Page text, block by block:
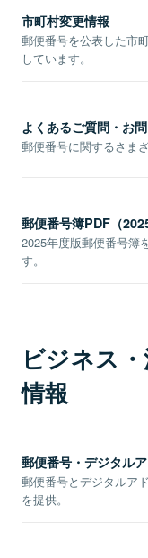
市町村変更情報
郵便番号を公表した市
しています。
よくあるご質問・お
郵便番号に関するさま
郵便番号簿PDF（
2025年度版郵便番号簿
す。
ビジネス
情報
郵便番号・デジタル
郵便番号とデジタルア
を提供。